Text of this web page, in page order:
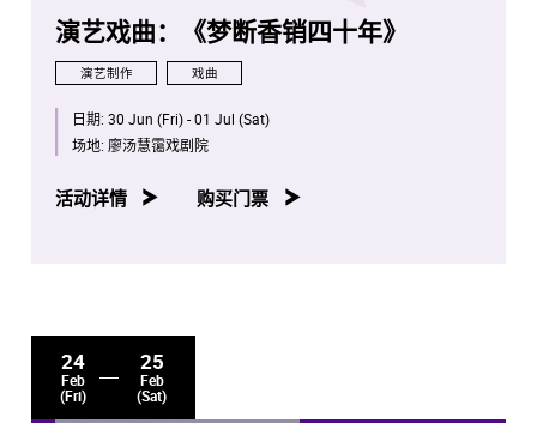
演艺戏曲：《梦断香销四十年》
演艺制作 戏曲
日期: 30 Jun (Fri) - 01 Jul (Sat)
场地: 廖汤慧霭戏剧院
活动详情 购买门票
24
Feb
(Fri)
25
Feb
(Sat)